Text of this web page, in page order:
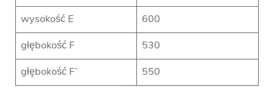
wysokość E 600
głębokość F 530
głębokość F’ 550